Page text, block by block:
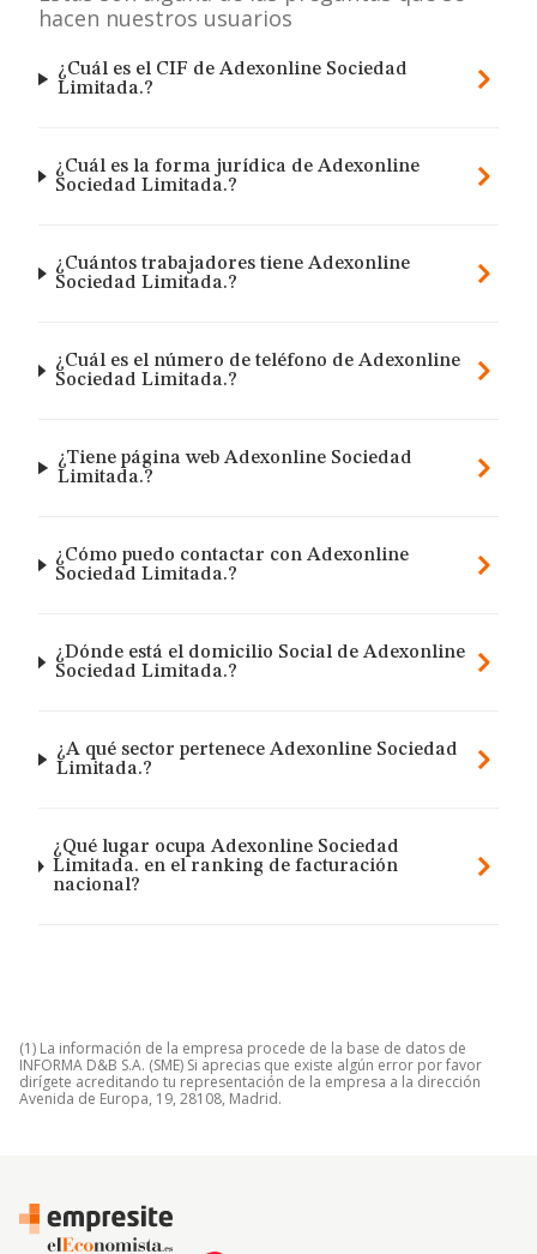
hacen nuestros usuarios
¿Cuál es el CIF de Adexonline Sociedad
Limitada.?
¿Cuál es la forma jurídica de Adexonline
Sociedad Limitada.?
¿Cuántos trabajadores tiene Adexonline
Sociedad Limitada.?
¿Cuál es el número de teléfono de Adexonline
Sociedad Limitada.?
¿Tiene página web Adexonline Sociedad
Limitada.?
¿Cómo puedo contactar con Adexonline
Sociedad Limitada.?
¿Dónde está el domicilio Social de Adexonline
Sociedad Limitada.?
¿A qué sector pertenece Adexonline Sociedad
Limitada.?
¿Qué lugar ocupa Adexonline Sociedad
Limitada. en el ranking de facturación
nacional?
(1) La información de la empresa procede de la base de datos de
INFORMA D&B S.A. (SME) Si aprecias que existe algún error por favor
dirígete acreditando tu representación de la empresa a la dirección
Avenida de Europa, 19, 28108, Madrid.